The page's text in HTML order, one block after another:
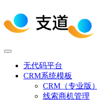
无代码平台
CRM系统模板
CRM（专业版）
线索商机管理